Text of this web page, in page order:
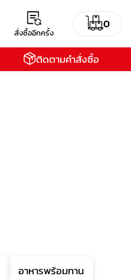
สั่งซื้ออีกครั้ง
0
ติดตามคำสั่งซื้อ
อาหารพร้อมทาน